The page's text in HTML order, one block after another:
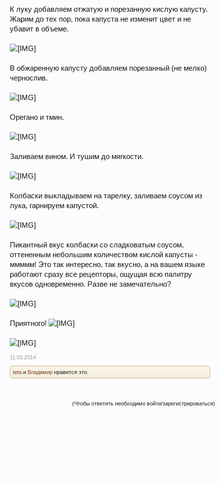
К луку добавляем отжатую и порезанную кислую капусту.
Жарим до тех пор, пока капуста не изменит цвет и не
убавит в объеме.
В обжаренную капусту добавляем порезанный (не мелко)
чернослив.
Орегано и тмин.
Заливаем вином. И тушим до мягкости.
Колбаски выкладываем на тарелку, заливаем соусом из
лука, гарнируем капустой.
Пикантный вкус колбаски со сладковатым соусом,
оттененным небольшим количеством кислой капусты -
ммммм! Это так интересно, так вкусно, а на вашем языке
работают сразу все рецепторы, ощущая всю палитру
вкусов одновременно. Разве не замечательно?
Приятного!
11.03.2014
teta и Владимир нравится это.
(Чтобы ответить необходимо войти/зарегистрироваться)